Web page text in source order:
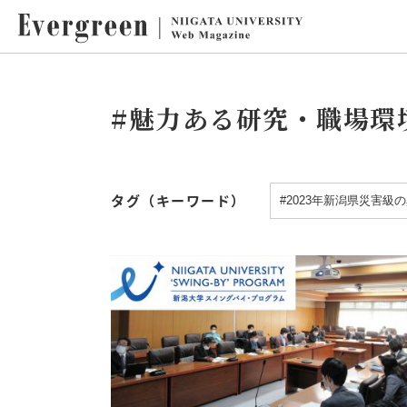
#魅力ある研究・職場環
タグ（キーワード）